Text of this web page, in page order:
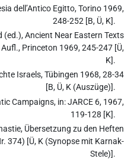
dell’Antico Egitto, Torino 1969,
248-252 [B, Ü, K].
Ancient Near Eastern Texts
Princeton 1969, 245-247 [Ü,
K].
Israels, Tübingen 1968, 28-34
[B, Ü, K (Auszüge)].
Campaigns, in: JARCE 6, 1967,
119-128 [K].
Übersetzung zu den Heften
374) [Ü, K (Synopse mit Karnak-
Stele)].